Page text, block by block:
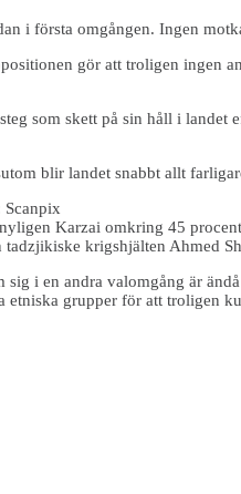
i första omgången. Ingen
gör att troligen ingen
som skett på sin håll i
blir landet snabbt allt
Karzai omkring 45
krigshjälten Ahmed
i en andra valomgång är
grupper för att troligen